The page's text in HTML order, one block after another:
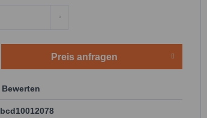
Preis anfragen
Bewerten
bcd10012078